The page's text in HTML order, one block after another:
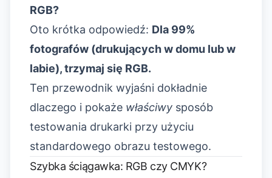
RGB?
Oto krótka odpowiedź: Dla 99%
fotografów (drukujących w domu lub w
labie), trzymaj się RGB.
Ten przewodnik wyjaśni dokładnie
dlaczego i pokaże właściwy sposób
testowania drukarki przy użyciu
standardowego obrazu testowego.
Szybka ściągawka: RGB czy CMYK?